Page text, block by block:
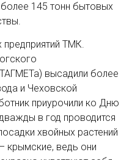
145 тонн бытовых
ТМК.
высадили более
и Чеховской
приурочили ко Дню
в год проводится
хвойных растений
крымские, ведь они